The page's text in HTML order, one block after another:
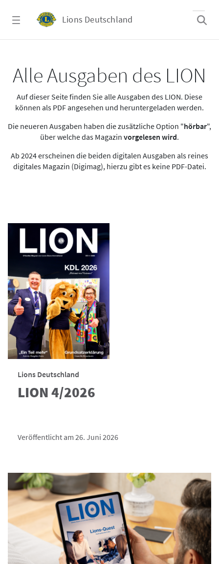
Lions Deutschland
Alle Ausgaben des LION
Auf dieser Seite finden Sie alle Ausgaben des LION. Diese
können als PDF angesehen und heruntergeladen werden.
Die neueren Ausgaben haben die zusätzliche Option "hörbar",
über welche das Magazin vorgelesen wird.
Ab 2024 erscheinen die beiden digitalen Ausgaben als reines
digitales Magazin (Digimag), hierzu gibt es keine PDF-Datei.
Lions Deutschland
LION 4/2026
Veröffentlicht am 26. Juni 2026